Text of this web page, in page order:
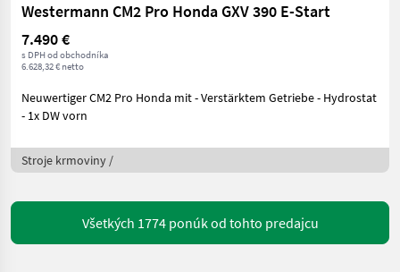
Westermann CM2 Pro Honda GXV 390 E-Start
7.490 €
s DPH od obchodníka
6.628,32 € netto
Neuwertiger CM2 Pro Honda mit - Verstärktem Getriebe - Hydrostat
- 1x DW vorn
Stroje krmoviny /
Všetkých 1774 ponúk od tohto predajcu